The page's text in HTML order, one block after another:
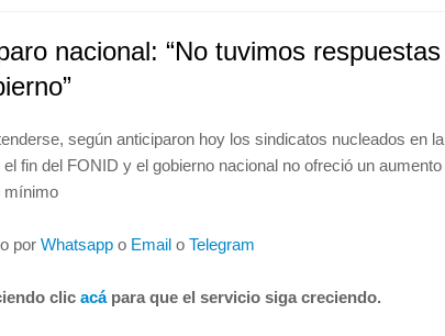
nacional: “No tuvimos respuestas
según anticiparon hoy los sindicatos nucleados en la
fin del FONID y el gobierno nacional no ofreció un aumento
mínimo
por Whatsappo Emailo Telegram
clic acápara que el servicio siga creciendo.